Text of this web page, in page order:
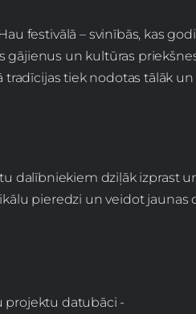
festivālā – svinībās, kas
gājienus un kultūras
tradīcijas tiek nodotas tālāk
dalībniekiem dziļāk izprast
pieredzi un veidot jaunas
projektu datubāci -